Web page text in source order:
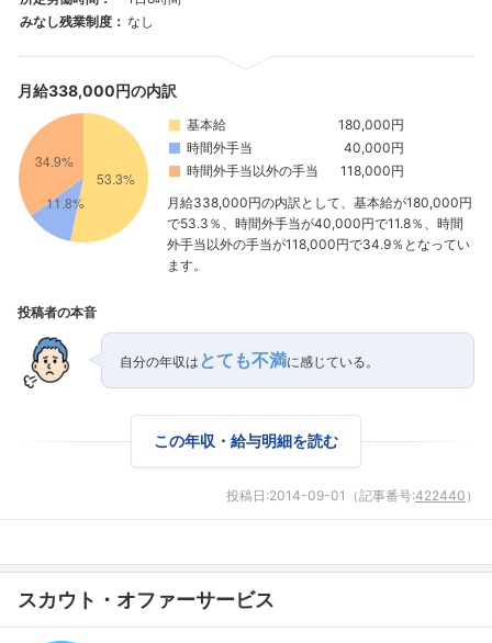
フォローしました
こちらの企業もフォローしませんか？
みなし残業制度： なし
月給338,000円の内訳
基本給
180,000円
時間外手当
40,000円
時間外手当以外の手当
118,000円
月給338,000円の内訳として、基本給が180,000円
で53.3％、時間外手当が40,000円で11.8％、時間
外手当以外の手当が118,000円で34.9％となってい
ます。
投稿者の本音
自分の年収は とても不満に感じている。
この年収・給与明細を読む
投稿日:2014-09-01 （記事番号:422440 ）
スカウト・オファーサービス